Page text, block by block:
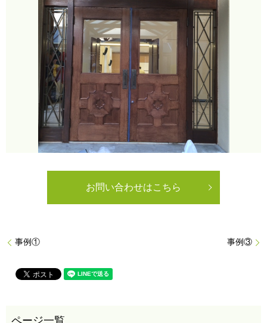
お問い合わせはこちら
事例① 事例③